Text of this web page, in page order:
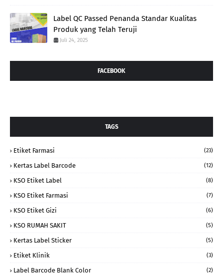
Label QC Passed Penanda Standar Kualitas
Produk yang Telah Teruji
Juli 24, 2025
FACEBOOK
TAGS
Etiket Farmasi (23)
Kertas Label Barcode (12)
KSO Etiket Label (8)
KSO Etiket Farmasi (7)
KSO Etiket Gizi (6)
KSO RUMAH SAKIT (5)
Kertas Label Sticker (5)
Etiket Klinik (3)
Label Barcode Blank Color (2)